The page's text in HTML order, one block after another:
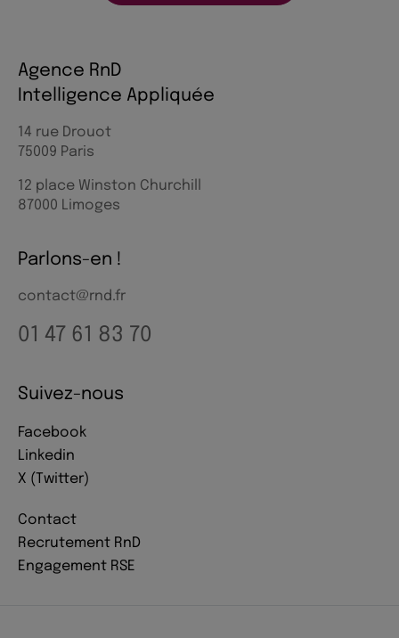
Agence RnD
Intelligence Appliquée
14 rue Drouot
75009 Paris
12 place Winston Churchill
87000 Limoges
Parlons-en !
contact@rnd.fr
01 47 61 83 70
Suivez-nous
Facebook
Linkedin
X (Twitter)
Contact
Recrutement RnD
Engagement RSE